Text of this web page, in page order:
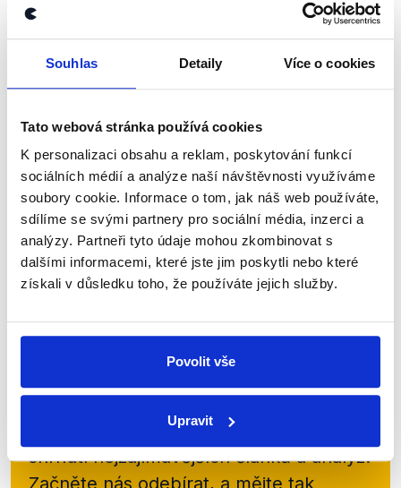
Souhlas Detaily Více o cookies
Tato webová stránka používá cookies
K personalizaci obsahu a reklam, poskytování funkcí
sociálních médií a analýze naší návštěvnosti využíváme
soubory cookie. Informace o tom, jak náš web používáte,
sdílíme se svými partnery pro sociální média, inzerci a
analýzy. Partneři tyto údaje mohou zkombinovat s
dalšími informacemi, které jste jim poskytli nebo které
získali v důsledku toho, že používáte jejich služby.
Povolit vše
Upravit
OVĚŘENO
Předvolební debata z Ústeckého
kraje
4. října 2021
O Ústecký kraj je před letošními volbami mimořádný
zájem. Hned dva kandidáti na premiéra se rozhodli
jít do voleb v tomto kraji, a tak jsme si ani my
nemohli tuto předvolební debatu nechat...
Číst dál
Zůstaňme v kontaktu
newsletteru nebowhatsappového
kanálu, kde pravidelně přinášíme
shrnutí nejzajímavějších článků a analýz.
Začněte nás odebírat, a mějte tak